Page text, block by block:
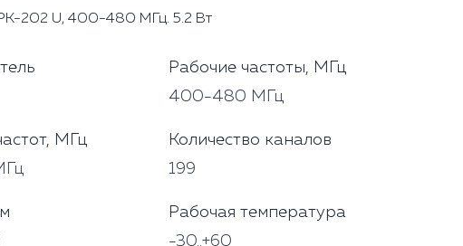
202 U, 400-480 МГц. 5.2 Вт
Рабочие частоты, МГц
400-480 МГц
МГц
Количество каналов
199
Рабочая температура
-30..+60